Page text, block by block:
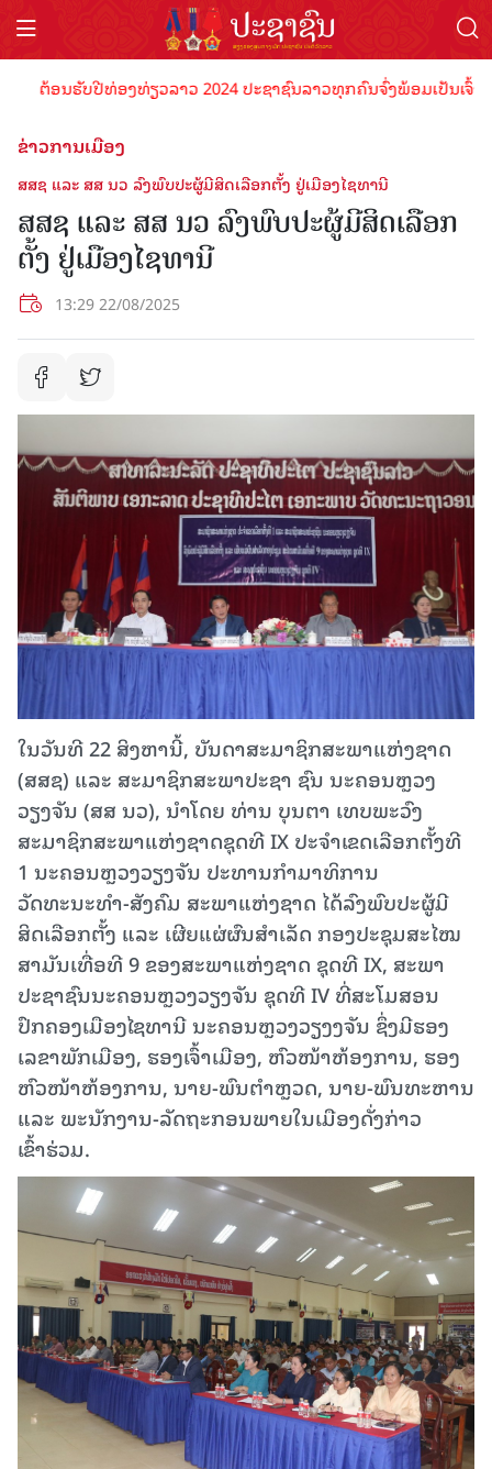
ຕ້ອນຮັບປີທ່ອງທ່ຽວລາວ 2024 ປະຊາຊົນລາວທຸກຄົນຈົ່ງພ້ອມເປັນເຈົ້າ
ຂ່າວການເມືອງ
ສສຊ ແລະ ສສ ນວ ລົງພົບປະຜູ້ມີສິດເລືອກຕັ້ງ ຢູ່ເມືອງໄຊທານີ
ສສຊ ແລະ ສສ ນວ ລົງພົບປະຜູ້ມີສິດເລືອກ
ຕັ້ງ ຢູ່ເມືອງໄຊທານີ
13:29 22/08/2025
ໃນວັນທີ 22 ສິງຫານີ້, ບັນດາສະມາຊິກສະພາແຫ່ງຊາດ
(ສສຊ) ແລະ ສະມາຊິກສະພາປະຊາ ຊົນ ນະຄອນຫຼວງ
ວຽງຈັນ (ສສ ນວ), ນຳໂດຍ ທ່ານ ບຸນຕາ ເທບພະວົງ
ສະມາຊິກສະພາແຫ່ງຊາດຊຸດທີ IX ປະຈຳເຂດເລືອກຕັ້ງທີ
1 ນະຄອນຫຼວງວຽງຈັນ ປະທານກຳມາທິການ
ວັດທະນະທຳ-ສັງຄົມ ສະພາແຫ່ງຊາດ ໄດ້ລົງພົບປະຜູ້ມີ
ສິດເລືອກຕັ້ງ ແລະ ເຜີຍແຜ່ຜົນສຳເລັດ ກອງປະຊຸມສະໄໝ
ສາມັນເທື່ອທີ 9 ຂອງສະພາແຫ່ງຊາດ ຊຸດທີ IX, ສະພາ
ປະຊາຊົນນະຄອນຫຼວງວຽງຈັນ ຊຸດທີ IV ທີ່ສະໂມສອນ
ປົກຄອງເມືອງໄຊທານີ ນະຄອນຫຼວງວຽງງຈັນ ຊຶ່ງມີຮອງ
ເລຂາພັກເມືອງ, ຮອງເຈົ້າເມືອງ, ຫົວໜ້າຫ້ອງການ, ຮອງ
ຫົວໜ້າຫ້ອງການ, ນາຍ-ພົນຕຳຫຼວດ, ນາຍ-ພົນທະຫານ
ແລະ ພະນັກງານ-ລັດຖະກອນພາຍໃນເມືອງດັ່ງກ່າວ
ເຂົ້າຮ່ວມ.